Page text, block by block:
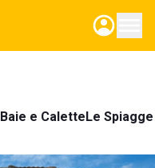
Baie e CaletteLe